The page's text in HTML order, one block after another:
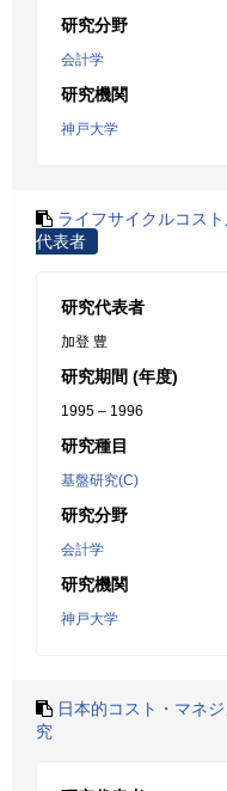
研究分野
会計学
研究機関
神戸大学
ライフサイクルコス
代表者
研究代表者
加登 豊
研究期間 (年度)
1995 – 1996
研究種目
基盤研究(C)
研究分野
会計学
研究機関
神戸大学
日本的コスト・マネ
究